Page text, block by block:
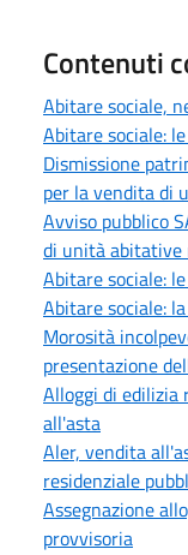
Contenuti
Abitare sociale,
Abitare sociale:
Dismissione
per la vendita di
Avviso pubblico
di unità
Abitare sociale:
Abitare sociale:
Morosità
presentazione
Alloggi di edilizia
all'asta
Aler, vendita
residenziale
Assegnazione
provvisoria